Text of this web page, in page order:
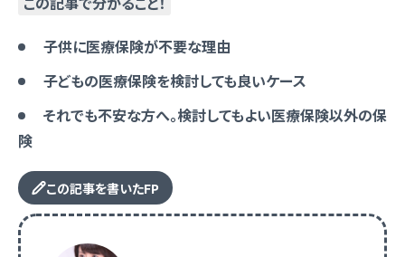
子供に医療保険が不要な理由
子どもの医療保険を検討しても良いケース
それでも不安な方へ。検討してもよい医療保険以外の保
険
この記事を書いたFP